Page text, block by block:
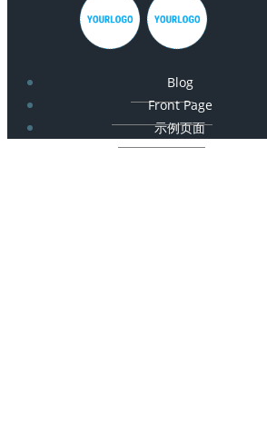
Blog
Front Page
示例页面